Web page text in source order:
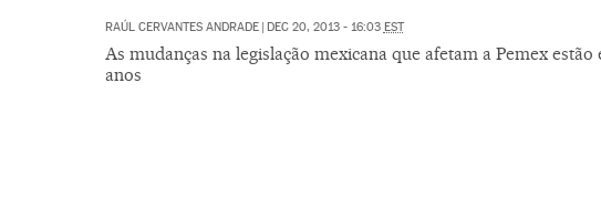
RAÚL CERVANTES ANDRADE | DEC 20, 2013 - 16:03 EST
As mudanças na legislação mexicana que afetam a Pemex
anos